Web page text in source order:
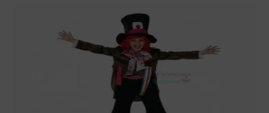
variantes.
Las
opciones
se
pueden
elegir
en